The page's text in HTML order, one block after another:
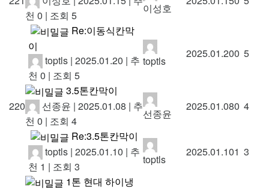
천 0 | 조회 5
이성호
Re:이동식칸막
이
toptls | 2025.01.20 | 추
천 0 | 조회 5
toptls
2025.01.200 5
220
3.5톤칸막이
선종윤 | 2025.01.08 | 추
천 0 | 조회 4
선종윤
2025.01.080 4
Re:3.5톤칸막이
toptls | 2025.01.10 | 추
천 1 | 조회 3
toptls
2025.01.101 3
1톤 현대 하이냉